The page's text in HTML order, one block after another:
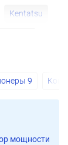
Kentatsu
9
мощности